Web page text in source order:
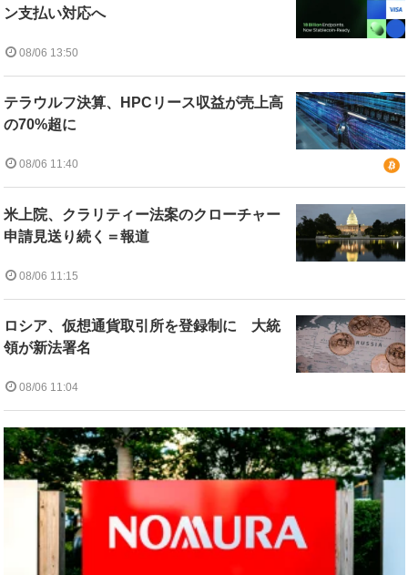
ン支払い対応へ
08/06 13:50
テラウルフ決算、HPCリース収益が売上高
の70%超に
08/06 11:40
米上院、クラリティー法案のクローチャー
申請見送り続く＝報道
08/06 11:15
ロシア、仮想通貨取引所を登録制に 大統
領が新法署名
08/06 11:04